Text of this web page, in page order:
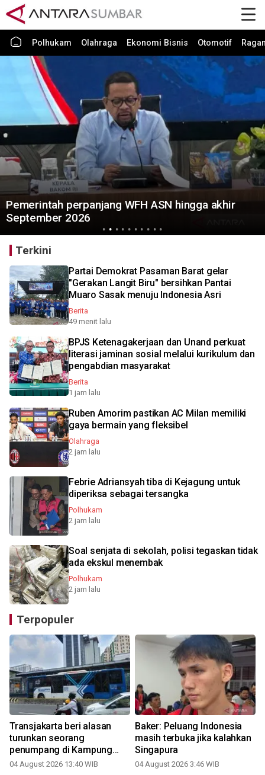
Polhukam Olahraga Ekonomi Bisnis Otomotif
Pemerintah perpanjang WFH ASN hingga akhir
September 2026
Terkini
Partai Demokrat Pasaman Barat gelar
"Gerakan Langit Biru" bersihkan Pantai
Muaro Sasak menuju Indonesia Asri
Berita
49 menit lalu
BPJS Ketenagakerjaan dan Unand perkuat
literasi jaminan sosial melalui kurikulum dan
pengabdian masyarakat
Berita
1 jam lalu
Ruben Amorim pastikan AC Milan memiliki
gaya bermain yang fleksibel
Olahraga
2 jam lalu
Febrie Adriansyah tiba di Kejagung untuk
diperiksa sebagai tersangka
Polhukam
2 jam lalu
Soal senjata di sekolah, polisi tegaskan tidak
ada ekskul menembak
Polhukam
2 jam lalu
Terpopuler
Transjakarta beri alasan
turunkan seorang
penumpang di Kampung
Melayu
04 August 2026 13:40 WIB
Baker: Peluang Indonesia
masih terbuka jika kalahkan
Singapura
04 August 2026 3:46 WIB